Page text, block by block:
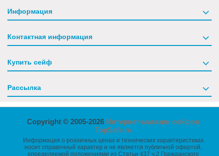
Информация
Контактная информация
Купить сейф
Рассылка
Copyright © 2005-2026 Интернет-магазин сейфов
TopSafe.ru
Информация о розничных ценах и технических характеристиках
носит справочный характер и не является публичной офертой,
определяемой положениями из Статьи 437 ч.2 Гражданского